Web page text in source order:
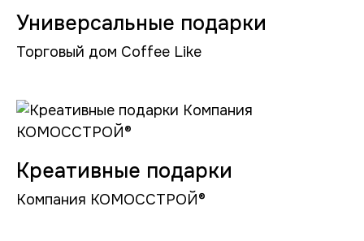
Универсальные подарки
Торговый дом Coffee Like
Креативные подарки
Компания КОМОССТРОЙ®